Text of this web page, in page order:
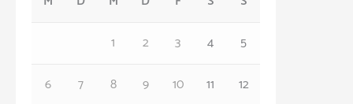
1
2 3 4
5
6
7 8 9 10 11
12